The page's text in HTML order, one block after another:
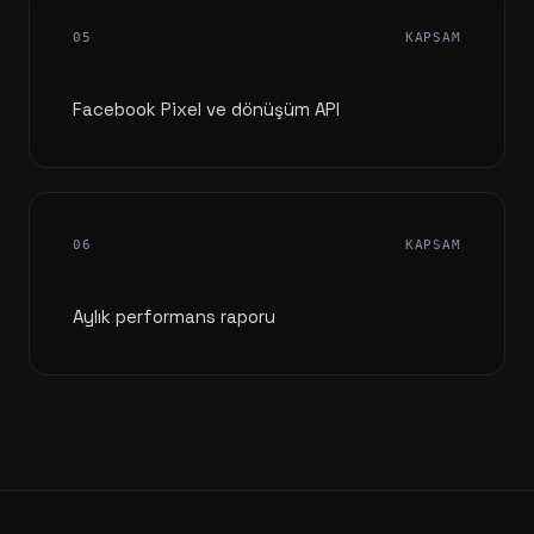
05 KAPSAM
Facebook Pixel ve dönüşüm API
06 KAPSAM
Aylık performans raporu